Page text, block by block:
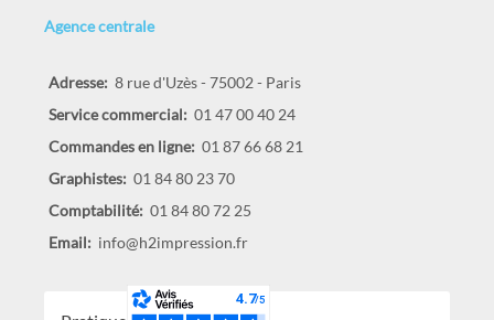
Agence centrale
Adresse: 8 rue d'Uzès - 75002 - Paris
Service commercial: 01 47 00 40 24
Commandes en ligne: 01 87 66 68 21
Graphistes: 01 84 80 23 70
Comptabilité: 01 84 80 72 25
Email: info@h2impression.fr